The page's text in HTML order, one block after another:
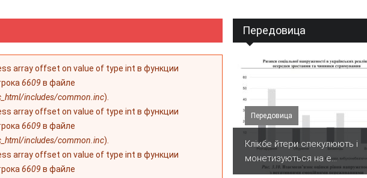
ошибке
array offset on value of type int в функции
6609 в файле
includes/common.inc).
array offset on value of type int в функции
6609 в файле
includes/common.inc).
array offset on value of type int в функции
6609 в файле
Передовица
Передовица
Клікбе йтери спекулюють і
монетизуються на е...